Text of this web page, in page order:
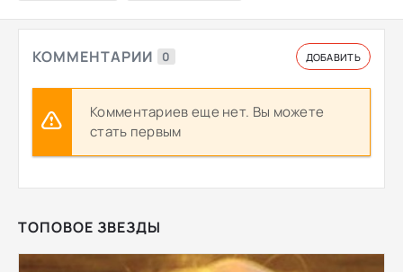
КОММЕНТАРИИ 0 ДОБАВИТЬ
Комментариев еще нет. Вы можете
стать первым
ТОПОВОЕ ЗВЕЗДЫ